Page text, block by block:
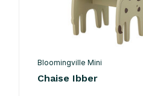
Bloomingville Mini
Chaise Ibber